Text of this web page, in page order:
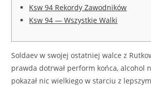
Ksw 94 Rekordy Zawodników
Ksw 94 — Wszystkie Walki
Soldaev w swojej ostatniej walce z
prawda dotrwał perform końca, alcohol
pokazał nic wielkiego w starciu z